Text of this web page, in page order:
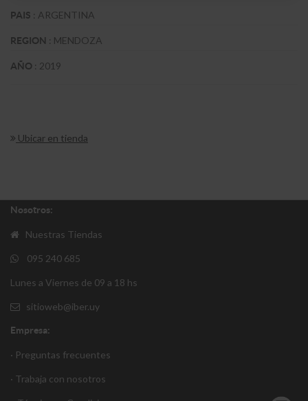
PAIS : ARGENTINA
REGION : MENDOZA
AÑO : 2019
Ubicar en tienda
Nosotros:
Nuestras Tiendas
095 240 685
Lunes a Viernes de 09 a 18 hs
sitioweb@iber.uy
Empresa:
· Preguntas frecuentes
· Trabaja con nosotros